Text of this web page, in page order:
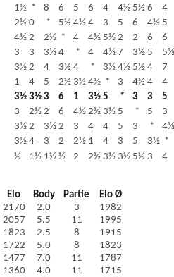
1½ * 8 6 5 6 4 4½ 5½ 6
4
2½ 0 * 5½ 4½ 4 3 5 6 4½ 5
4½ 2 2½ * 4 4½ 5½ 2 2 6
6
3 3 3½ 4 * 4 4½ 7 3½ 5
5½
3½ 2 4 3½ 4 * 3½ 4½ 5½ 4
7
1 4 5 2½ 3½ 4½ * 3 4½ 4
4
3½ 3½ 3 6 1 3½ 5 * 3 3
5
3 2½ 2 6 4½ 2½ 3½ 5 * 5
3
3½ 2 3½ 2 3 4 4 5 3 *
4½
3½ 4 3 2 2½ 1 4 3 5 3½ *
½ 1½ 1½ ½ 2 2½ 3½ 3½ 5½ 3 4
Elo Body Partie
Elo Ø
2170 2.0 3
1982
2057 5.5 11
1995
1823 2.5 8
1915
1722 5.0 8
1823
1477 7.0 11
1787
1360 4.0 11
1715